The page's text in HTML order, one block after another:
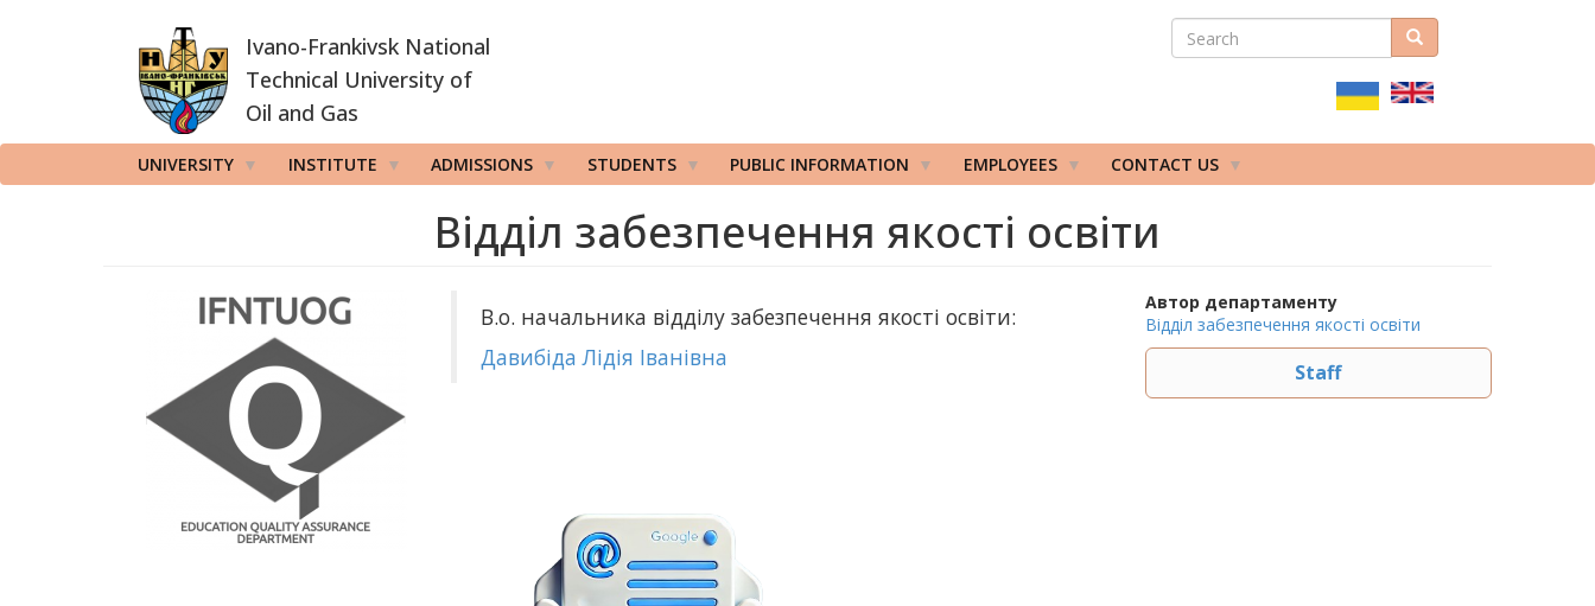
Ivano-Frankivsk National
Technical University of
Oil and Gas
ПОШУКОВА
SEARCH Search
UNIVERSITY INSTITUTE ADMISSIONS STUDENTS PUBLIC INFORMATION EMPLOYEES CONTACT US
Відділ забезпечення якості освіти
В.о. начальника відділу забезпечення якості освіти:
Давибіда Лідія Іванівна
Автор департаменту
Відділ забезпечення якості освіти
Staff